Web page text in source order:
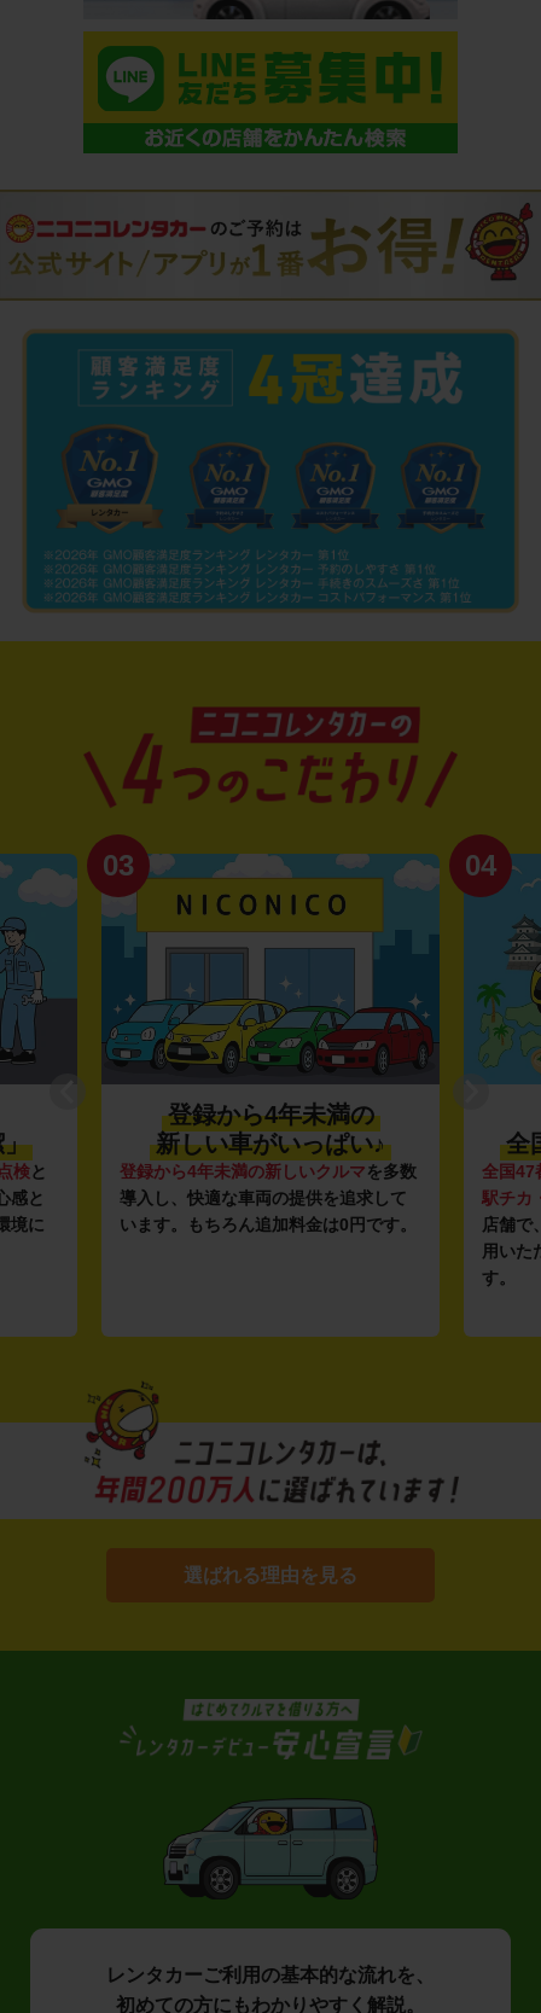
」
検と
感と
境に
03
登録から4年未満の
新しい車がいっぱい♪
登録から4年未満の新しいクルマを多数
導入し、快適な車両の提供を追求して
います。もちろん追加料金は0円です。
04
全
全国47
駅チカ
店舗で
用いた
す。
選ばれる理由を見る
レンタカーご利用の基本的な流れを、
初めての方にもわかりやすく解説。